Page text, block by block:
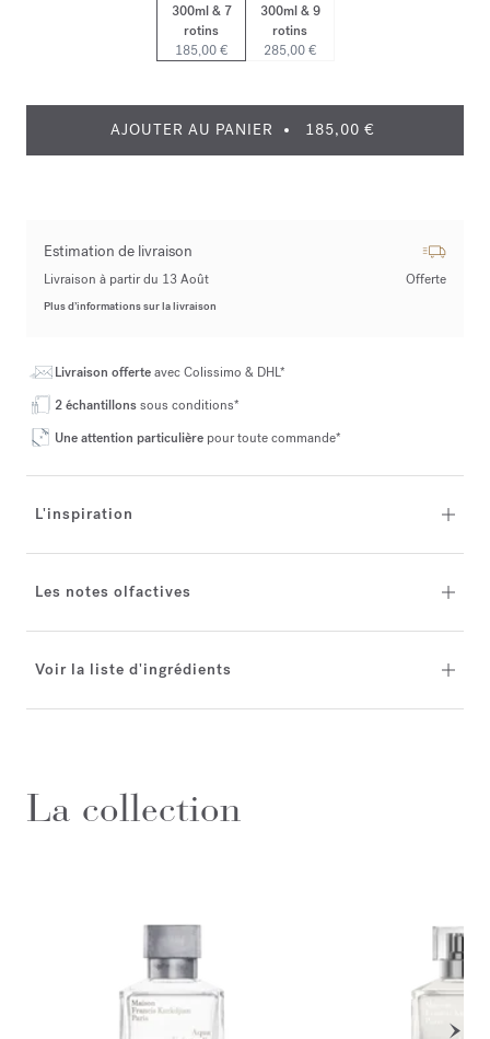
300ml & 7
rotins
185,00 €
300ml & 9
rotins
285,00 €
AJOUTER AU PANIER 185,00 €
Estimation de livraison
Livraison à partir du 13 Août Offerte
Plus d’informations sur la livraison
Livraison offerteavec Colissimo & DHL*
2 échantillonssous conditions*
Une attention particulière pour toute commande*
L'inspiration
Les notes olfactives
Voir la liste d'ingrédients
La collection